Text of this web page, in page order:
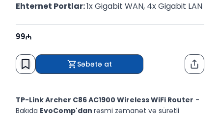
Ehternet Portlar: 1x Gigabit WAN, 4x Gigabit LAN
99
Səbətə at
TP-Link Archer C86 AC1900 Wireless WiFi Router -
Bakıda EvoComp'dan rəsmi zəmanət və sürətli